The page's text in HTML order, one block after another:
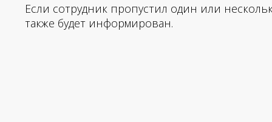
Если сотрудник пропустил один или
также будет информирован.